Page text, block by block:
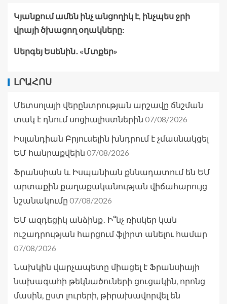
Կյանքում ամեն ինչ անցողիկ է, ինչպես ջրի
վրայի ծխացող օղակները:
Սերգեյ Եսենին․ «Մտքեր»
ԼՐԱՀՈՍ
Մետսոլայի վերընտրության արշավը ճնշման
տակ է դնում սոցիալիստներին 07/08/2026
Իսլանդիան Բրյուսելին խնդրում է չմասնակցել
ԵՄ հանրաքվեին 07/08/2026
Ֆրանսիան և Իսպանիան քննադատում են ԵՄ
արտաքին քաղաքականության վիճահարույց
նշանակումը 07/08/2026
ԵՄ ազդեցիկ անձինք․ Ի՞նչ ռիսկեր կան
ուշադրության հարցում ֆլիրտ անելու համար
07/08/2026
Նախկին վարչապետը միացել է Ֆրանսիայի
նախագահի թեկնածուների ցուցակին, որոնց
մասին, ըստ լուրերի, թիրախավորվել են